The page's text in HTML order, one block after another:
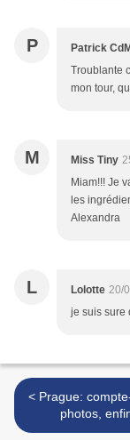
P Patrick CdM
Troublante
mon tour,
M Miss Tiny
Miam!!! Je
les
Alexandra
L Lolotte 20/
je suis sure
< Prague: compte-rendu et
photos,